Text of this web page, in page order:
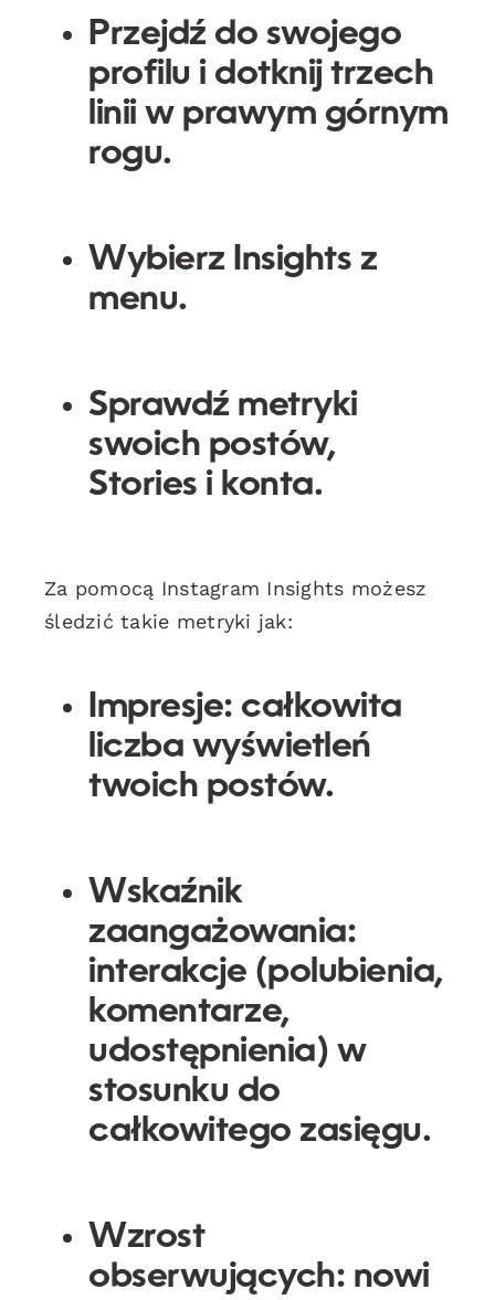
Przejdź do swojego
profilu i dotknij trzech
linii w prawym górnym
rogu.
Wybierz Insights z
menu.
Sprawdź metryki
swoich postów,
Stories i konta.
Za pomocą Instagram Insights możesz
śledzić takie metryki jak:
Impresje: całkowita
liczba wyświetleń
twoich postów.
Wskaźnik
zaangażowania:
interakcje (polubienia,
komentarze,
udostępnienia) w
stosunku do
całkowitego zasięgu.
Wzrost
obserwujących: nowi